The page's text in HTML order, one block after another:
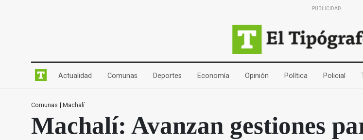
PUBLICIDAD
Actualidad (current)Comunas (current)Deportes (current)Economía (current)Opinión (current)Política (current)Policial
Comunas | Machalí
Machalí: Avanzan gestiones